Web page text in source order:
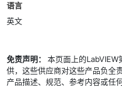
语言
英文
免责声明：本页面上的
供，这些供应商对这些产品负全
产品描述、规范、参考内容或任